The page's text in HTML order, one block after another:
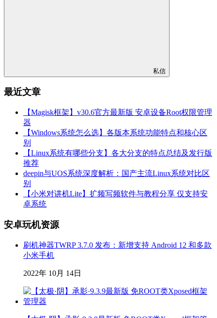
私信
最近文章
【Magisk框架】v30.6官方最新版 安卓设备Root权限管理
器
【Windows系统怎么选】各版本系统功能特点和核心区
别
【Linux系统有哪些分支】各大分支的特点总结及发行版
推荐
deepin与UOS系统深度解析：国产主流Linux系统对比区
别
【小米对讲机Lite】扩频写频软件与教程分享 仅支持安
卓系统
安卓玩机资源
刷机神器TWRP 3.7.0 发布：新增支持 Android 12 和多款
小米手机
2022年 10月 14日